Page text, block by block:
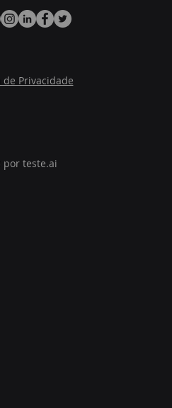
de Privacidade
por teste.ai